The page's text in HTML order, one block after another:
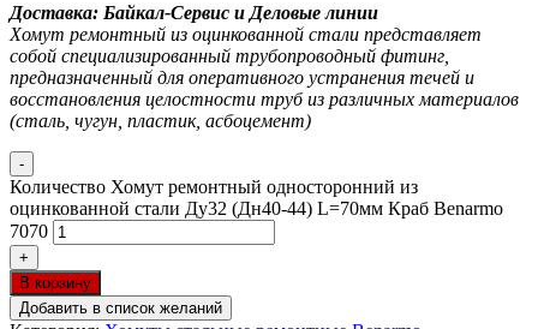
Доставка: Байкал-Сервис и Деловые линии
Хомут ремонтный из оцинкованной стали представляет
собой специализированный трубопроводный фитинг,
предназначенный для оперативного устранения течей и
восстановления целостности труб из различных материалов
(сталь, чугун, пластик, асбоцемент)
-
Количество Хомут ремонтный односторонний из
оцинкованной стали Ду32 (Дн40-44) L=70мм Краб Benarmo
7070
+
В корзину
Добавить в список желаний